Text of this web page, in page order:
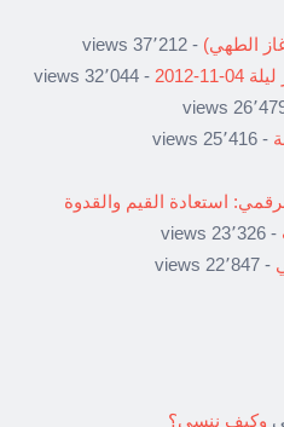
الطهي) - 37٬212 views
2012
- 32٬044 views
- 25٬416 views
استعادة القيم والقدوة
- 23٬326 views
- 22٬847 views
وكيف ننسى؟